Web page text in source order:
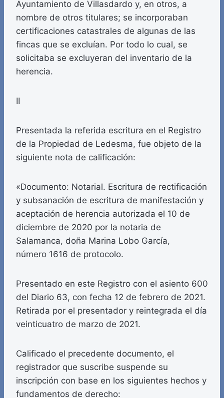
Ayuntamiento de Villasdardo y, en otros, a
nombre de otros titulares; se incorporaban
certificaciones catastrales de algunas de las
fincas que se excluían. Por todo lo cual, se
solicitaba se excluyeran del inventario de la
herencia.
II
Presentada la referida escritura en el Registro
de la Propiedad de Ledesma, fue objeto de la
siguiente nota de calificación:
«Documento: Notarial. Escritura de rectificación
y subsanación de escritura de manifestación y
aceptación de herencia autorizada el 10 de
diciembre de 2020 por la notaria de
Salamanca, doña Marina Lobo García,
número 1616 de protocolo.
Presentado en este Registro con el asiento 600
del Diario 63, con fecha 12 de febrero de 2021.
Retirada por el presentador y reintegrada el día
veinticuatro de marzo de 2021.
Calificado el precedente documento, el
registrador que suscribe suspende su
inscripción con base en los siguientes hechos y
fundamentos de derecho: